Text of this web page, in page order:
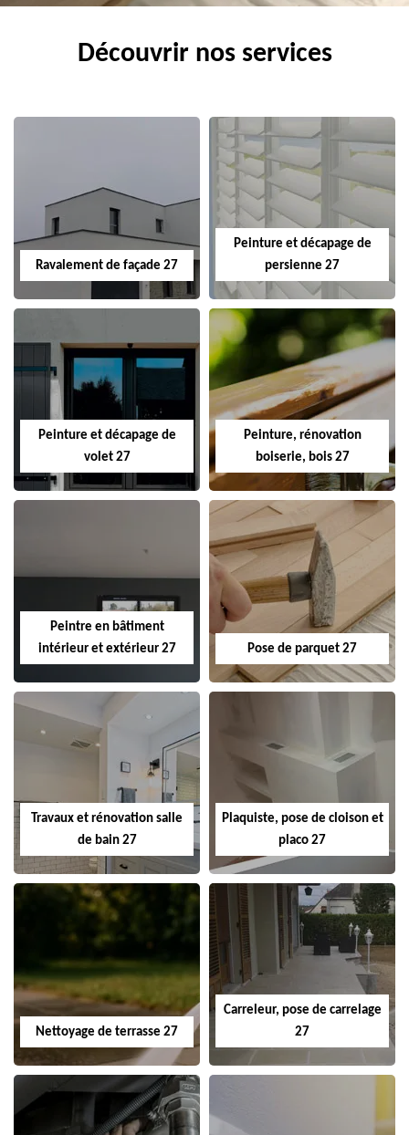
Découvrir nos services
Ravalement de façade 27
Peinture et décapage de
persienne 27
Peinture et décapage de
volet 27
Peinture, rénovation
boiserie, bois 27
Peintre en bâtiment
intérieur et extérieur 27
Pose de parquet 27
Travaux et rénovation salle
de bain 27
Plaquiste, pose de cloison et
placo 27
Nettoyage de terrasse 27
Carreleur, pose de carrelage
27